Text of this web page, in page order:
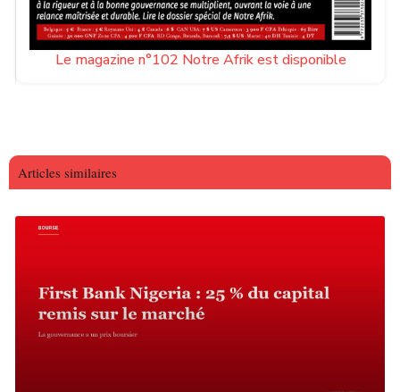
Le magazine n°102 Notre Afrik est disponible
Articles similaires